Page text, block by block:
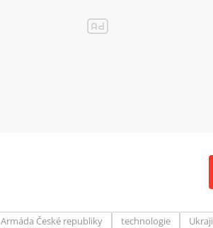
Armáda České republiky technologie